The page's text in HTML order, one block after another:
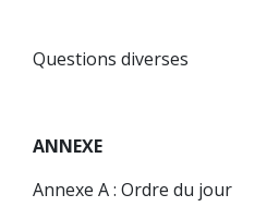
Questions diverses
ANNEXE
Annexe A : Ordre du jour